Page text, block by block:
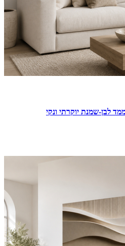
לבן-שמנת יוקרתי ונקי